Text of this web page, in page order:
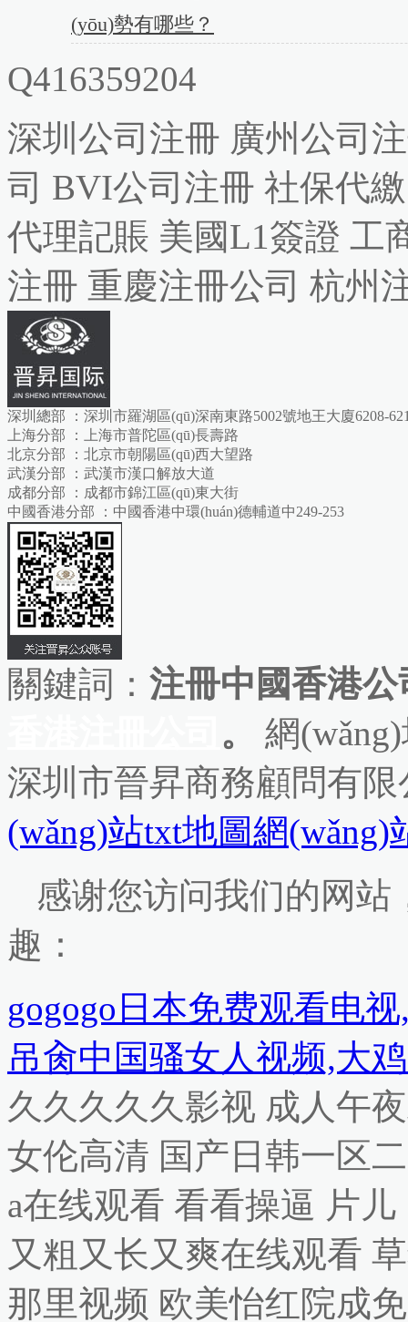
(yōu)勢有哪些？
Q416359204
深圳公司注冊 廣州公司
司 BVI公司注冊 社保代繳
代理記賬 美國L1簽證 工
注冊 重慶注冊公司 杭州
深圳總部 ：深圳市羅湖區(qū)深南東路5002號地王大廈6208-
上海分部 ：上海市普陀區(qū)長壽路
北京分部 ：北京市朝陽區(qū)西大望路
武漢分部 ：武漢市漢口解放大道
成都分部 ：成都市錦江區(qū)東大街
中國香港分部 ：中國香港中環(huán)德輔道中249-253
關鍵詞： 注冊中國香港公司
。
網
深圳市晉昇商務顧問有
(wǎng)站txt地圖網(wǎng)
感谢您访问我们的网站
趣：
gogogo日本免费观看电
吊肏中国骚女人视频,大